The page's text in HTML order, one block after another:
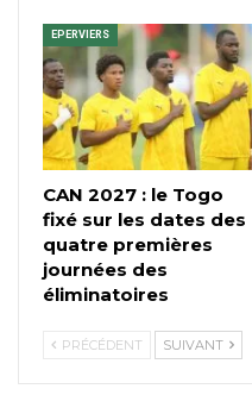
EPERVIERS
CAN 2027 : le Togo
fixé sur les dates des
quatre premières
journées des
éliminatoires
PRÉCÉDENT SUIVANT